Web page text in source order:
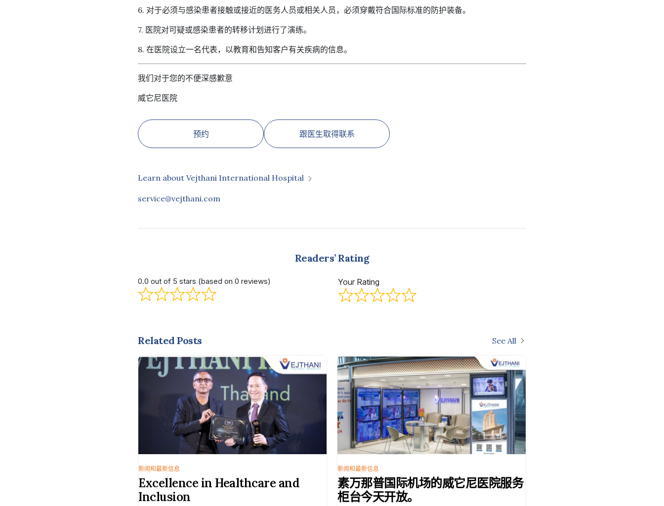
6. 对于必须与感染患者接触或接近的医务人员或相关人员，必须穿戴符合国际标准的防护装备。
7. 医院对可疑或感染患者的转移计划进行了演练。
8. 在医院设立一名代表，以教育和告知客户有关疾病的信息。
我们对于您的不便深感歉意
威它尼医院
预约 跟医生取得联系
Learn about Vejthani International Hospital
service@vejthani.com
Readers’ Rating
0.0 out of 5 stars (based on 0 reviews) Your Rating
Related Posts See All
Excellence in Healthcare and
Inclusion
新闻和最新信息
素万那普国际机场的威它尼医院服务
柜台今天开放。
新闻和最新信息